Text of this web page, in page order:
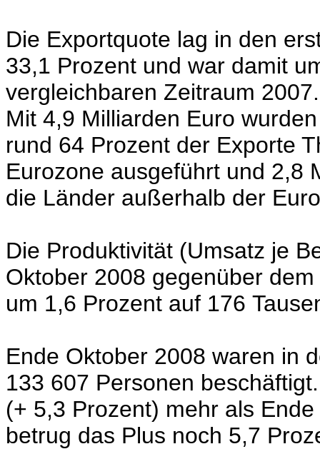
Die Exportquote lag in den
33,1 Prozent und war damit
vergleichbaren Zeitraum 2007.
Mit 4,9 Milliarden Euro
rund 64 Prozent der Exporte
Eurozone ausgeführt und 2,8
die Länder außerhalb der
Die Produktivität (Umsatz je
Oktober 2008 gegenüber
um 1,6 Prozent auf 176
Ende Oktober 2008 waren in
133 607 Personen
(+ 5,3 Prozent) mehr als
betrug das Plus noch 5,7